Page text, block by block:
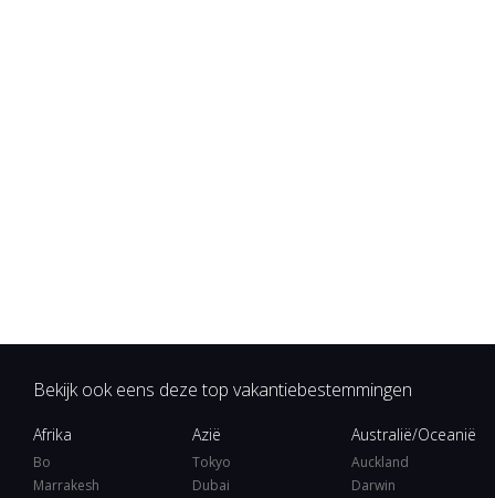
Bekijk ook eens deze top vakantiebestemmingen
Afrika
Bo
Marrakesh
Azië
Tokyo
Dubai
Australië/Oceanië
Auckland
Darwin